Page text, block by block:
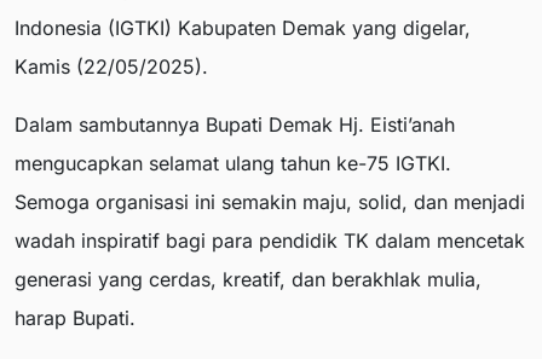
Indonesia (IGTKI) Kabupaten Demak yang digelar,
Kamis (22/05/2025).
Dalam sambutannya Bupati Demak Hj. Eisti’anah
mengucapkan selamat ulang tahun ke-75 IGTKI.
Semoga organisasi ini semakin maju, solid, dan menjadi
wadah inspiratif bagi para pendidik TK dalam mencetak
generasi yang cerdas, kreatif, dan berakhlak mulia,
harap Bupati.